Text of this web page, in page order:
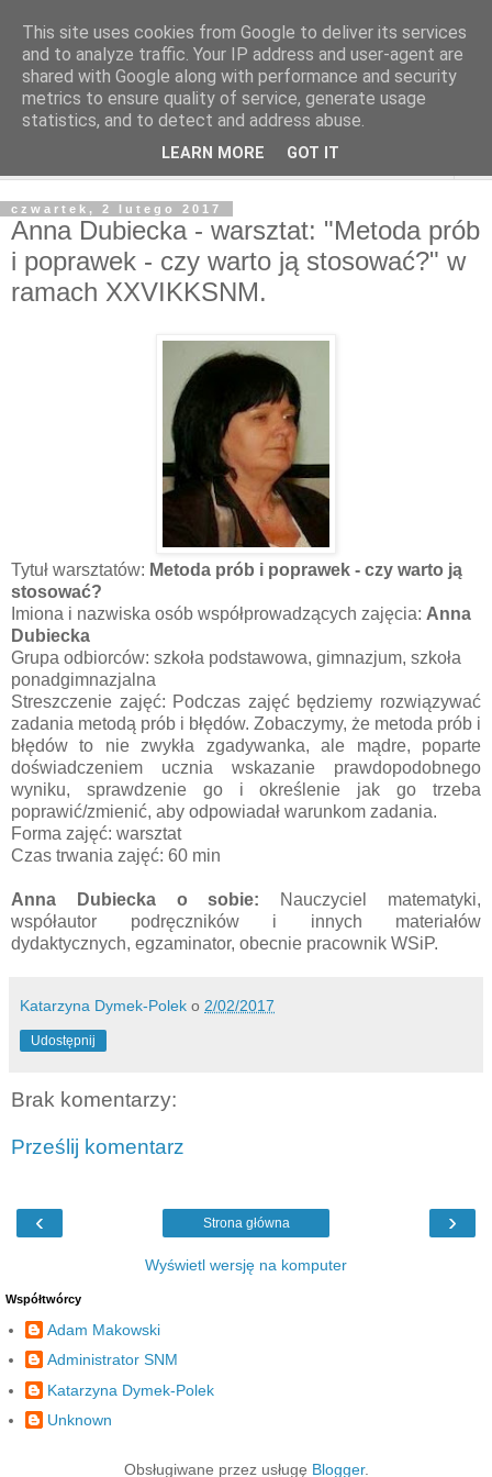
czwartek, 2 lutego 2017
Anna Dubiecka - warsztat: "Metoda prób
i poprawek - czy warto ją stosować?" w
ramach XXVIKKSNM.
Tytuł warsztatów: Metoda prób i poprawek - czy warto ją
stosować?
Imiona i nazwiska osób współprowadzących zajęcia: Anna
Dubiecka
Grupa odbiorców: szkoła podstawowa, gimnazjum, szkoła
ponadgimnazjalna
Streszczenie zajęć: Podczas zajęć będziemy rozwiązywać
zadania metodą prób i błędów. Zobaczymy, że metoda prób i
błędów to nie zwykła zgadywanka, ale mądre, poparte
doświadczeniem ucznia wskazanie prawdopodobnego
wyniku, sprawdzenie go i określenie jak go trzeba
poprawić/zmienić, aby odpowiadał warunkom zadania.
Forma zajęć: warsztat
Czas trwania zajęć: 60 min
Anna Dubiecka o sobie:
Nauczyciel matematyki,
współautor podręczników i innych materiałów
dydaktycznych, egzaminator, obecnie pracownik WSiP.
Katarzyna Dymek-Polek o 2/02/2017
Udostępnij
Brak komentarzy:
Prześlij komentarz
‹ ›
Strona główna
Wyświetl wersję na komputer
Współtwórcy
Adam Makowski
Administrator SNM
Katarzyna Dymek-Polek
Unknown
Obsługiwane przez usługę Blogger.
This site uses cookies from Google to deliver its services
and to analyze traffic. Your IP address and user-agent are
shared with Google along with performance and security
metrics to ensure quality of service, generate usage
statistics, and to detect and address abuse.
LEARN MORE GOT IT